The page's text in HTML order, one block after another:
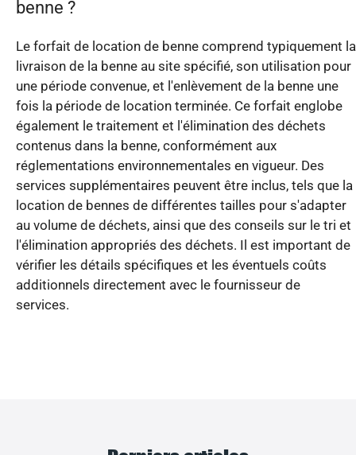
benne ?
Le forfait de location de benne comprend typiquement la
livraison de la benne au site spécifié, son utilisation pour
une période convenue, et l'enlèvement de la benne une
fois la période de location terminée. Ce forfait englobe
également le traitement et l'élimination des déchets
contenus dans la benne, conformément aux
réglementations environnementales en vigueur. Des
services supplémentaires peuvent être inclus, tels que la
location de bennes de différentes tailles pour s'adapter
au volume de déchets, ainsi que des conseils sur le tri et
l'élimination appropriés des déchets. Il est important de
vérifier les détails spécifiques et les éventuels coûts
additionnels directement avec le fournisseur de
services.